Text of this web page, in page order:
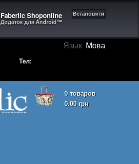
Faberlic Shoponline
Додаток для Android™
Встановити
Язык Мова
Тел:
0 товаров
0.00 грн
Кошик покупок порожній!